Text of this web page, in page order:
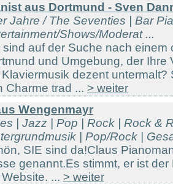
aus Dortmund - Sven
Jahre / The Seventies | Bar
Shows/Moderat ...
sind auf der Suche nach einem
und Umgebung, der Ihre
dezent untermalt?
Charme trad ... > weiter
Wengenmayr
| Jazz | Pop | Rock | Rock &
| Pop/Rock |
SIE sind da!Claus
genannt.Es stimmt, er ist
... > weiter